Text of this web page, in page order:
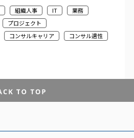
組織人事 IT
業務
プロジェクト
コンサルキャリア
コンサル適性